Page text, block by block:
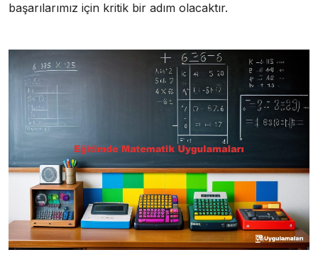
başarılarımız için kritik bir adım olacaktır.